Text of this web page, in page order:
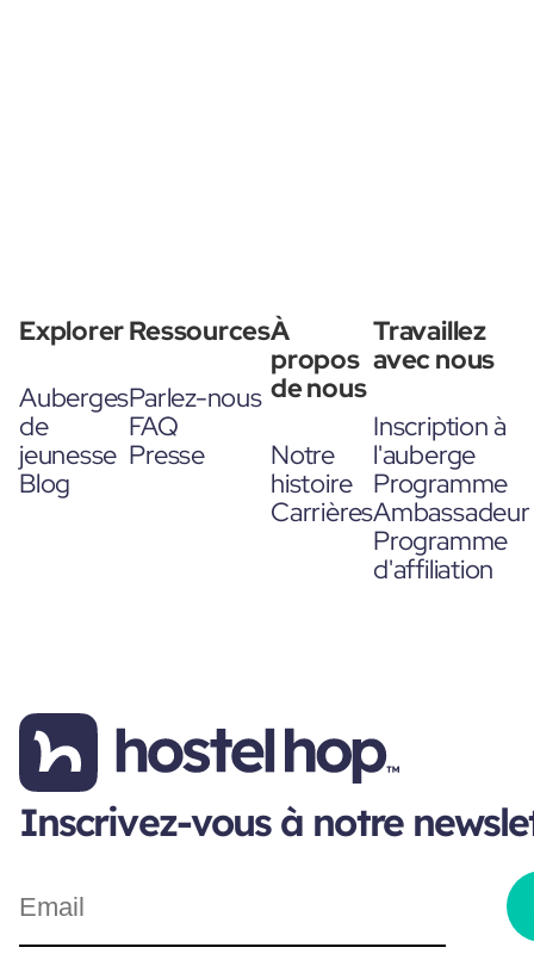
Explorer
Auberges
de
jeunesse
Blog
Ressources
Parlez-nous
FAQ
Presse
À
propos
de nous
Notre
histoire
Carrières
Travaillez
avec nous
Inscription à
l'auberge
Programme
Ambassadeur
Programme
d'affiliation
Inscrivez-vous à notre